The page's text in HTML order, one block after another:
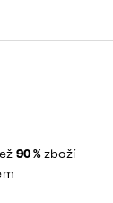
90 %zboží